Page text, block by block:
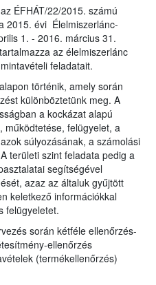
ÉFHÁT/22/2015. számú
2015. évi Élelmiszerlánc-
1. - 2016. március 31.
az élelmiszerlánc
feladatait.
történik, amely során
különböztetünk meg. A
a kockázat alapú
működtetése, felügyelet, a
súlyozásának, a számolási
területi szint feladata pedig a
segítségével
azaz az általuk gyűjtött
keletkező információkkal
felügyeletet.
során kétféle ellenőrzés-
ellenőrzés
(termékellenőrzés)